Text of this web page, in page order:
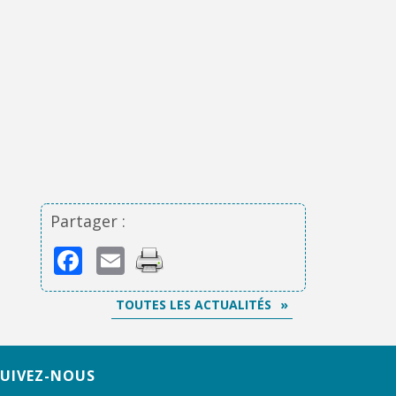
Partager :
Facebook
Email
TOUTES LES ACTUALITÉS
NOUS